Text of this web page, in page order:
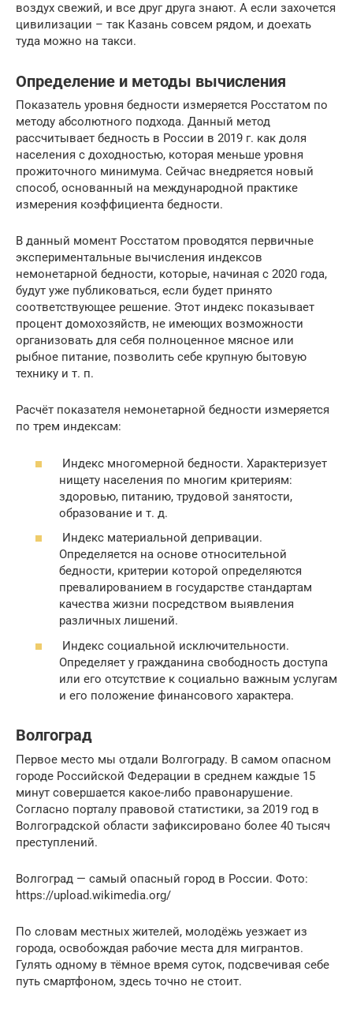
воздух свежий, и все друг друга знают. А если захочется
цивилизации – так Казань совсем рядом, и доехать
туда можно на такси.
Определение и методы вычисления
Показатель уровня бедности измеряется Росстатом по
методу абсолютного подхода. Данный метод
рассчитывает бедность в России в 2019 г. как доля
населения с доходностью, которая меньше уровня
прожиточного минимума. Сейчас внедряется новый
способ, основанный на международной практике
измерения коэффициента бедности.
В данный момент Росстатом проводятся первичные
экспериментальные вычисления индексов
немонетарной бедности, которые, начиная с 2020 года,
будут уже публиковаться, если будет принято
соответствующее решение. Этот индекс показывает
процент домохозяйств, не имеющих возможности
организовать для себя полноценное мясное или
рыбное питание, позволить себе крупную бытовую
технику и т. п.
Расчёт показателя немонетарной бедности измеряется
по трем индексам:
Индекс многомерной бедности. Характеризует
нищету населения по многим критериям:
здоровью, питанию, трудовой занятости,
образование и т. д.
Индекс материальной депривации.
Определяется на основе относительной
бедности, критерии которой определяются
превалированием в государстве стандартам
качества жизни посредством выявления
различных лишений.
Индекс социальной исключительности.
Определяет у гражданина свободность доступа
или его отсутствие к социально важным услугам
и его положение финансового характера.
Волгоград
Первое место мы отдали Волгограду. В самом опасном
городе Российской Федерации в среднем каждые 15
минут совершается какое-либо правонарушение.
Согласно порталу правовой статистики, за 2019 год в
Волгоградской области зафиксировано более 40 тысяч
преступлений.
Волгоград — самый опасный город в России. Фото:
https://upload.wikimedia.org/
По словам местных жителей, молодёжь уезжает из
города, освобождая рабочие места для мигрантов.
Гулять одному в тёмное время суток, подсвечивая себе
путь смартфоном, здесь точно не стоит.